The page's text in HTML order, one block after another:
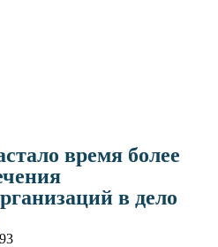
время более
в дело